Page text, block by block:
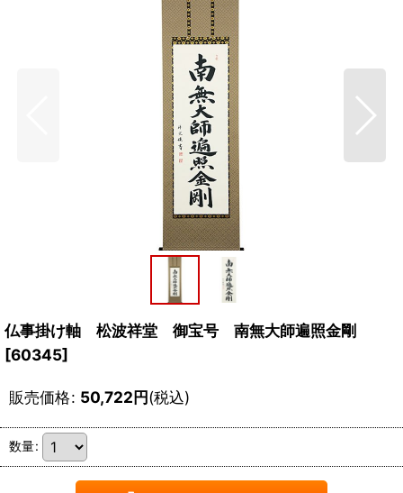
仏事掛け軸 松波祥堂 御宝号 南無大師遍照金剛
[60345]
販売価格: 50,722円(税込)
数量: